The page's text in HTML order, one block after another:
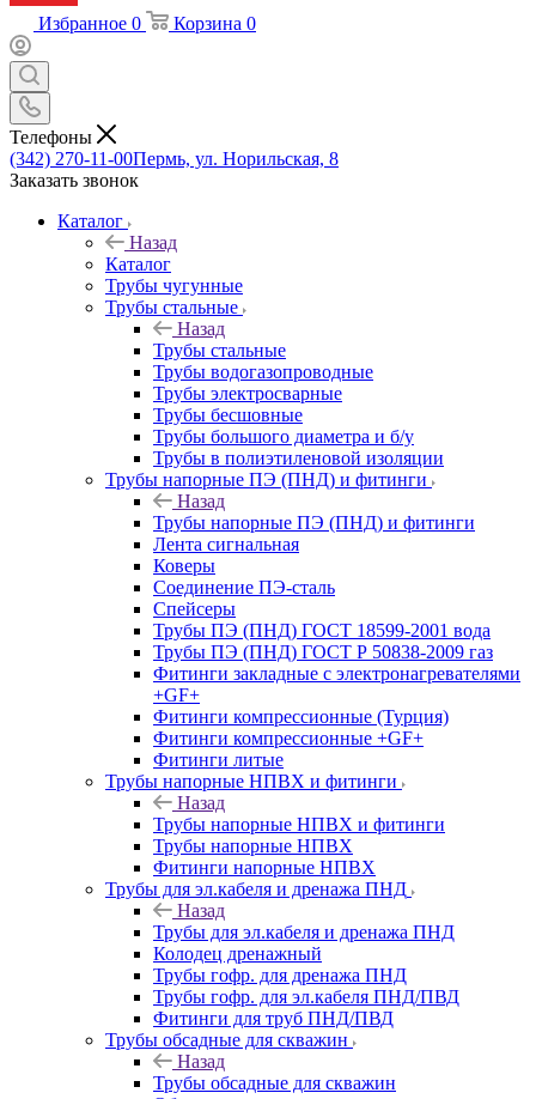
Избранное 0 Корзина 0
Телефоны
(342) 270-11-00Пермь, ул. Норильская, 8
Заказать звонок
Каталог
Назад
Каталог
Трубы чугунные
Трубы стальные
Назад
Трубы стальные
Трубы водогазопроводные
Трубы электросварные
Трубы бесшовные
Трубы большого диаметра и б/у
Трубы в полиэтиленовой изоляции
Трубы напорные ПЭ (ПНД) и фитинги
Назад
Трубы напорные ПЭ (ПНД) и фитинги
Лента сигнальная
Коверы
Соединение ПЭ-сталь
Спейсеры
Трубы ПЭ (ПНД) ГОСТ 18599-2001 вода
Трубы ПЭ (ПНД) ГОСТ Р 50838-2009 газ
Фитинги закладные с электронагревателями
+GF+
Фитинги компрессионные (Турция)
Фитинги компрессионные +GF+
Фитинги литые
Трубы напорные НПВХ и фитинги
Назад
Трубы напорные НПВХ и фитинги
Трубы напорные НПВХ
Фитинги напорные НПВХ
Трубы для эл.кабеля и дренажа ПНД
Назад
Трубы для эл.кабеля и дренажа ПНД
Колодец дренажный
Трубы гофр. для дренажа ПНД
Трубы гофр. для эл.кабеля ПНД/ПВД
Фитинги для труб ПНД/ПВД
Трубы обсадные для скважин
Назад
Трубы обсадные для скважин